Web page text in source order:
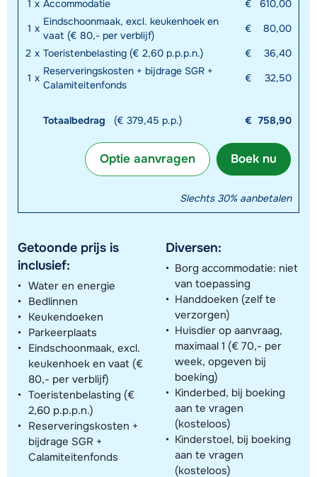
exacte locatie kan enigszins afwijken.
1 x Accommodatie €
610,00
1 x
Eindschoonmaak, excl. keukenhoek en
vaat (€ 80,- per verblijf)
€
80,00
2 x Toeristenbelasting (€ 2,60 p.p.p.n.) €
36,40
1 x
Reserveringskosten + bijdrage SGR +
Calamiteitenfonds
€ 32,50
Totaalbedrag (€ 379,45 p.p.) € 758,90
Boek nu
Optie aanvragen
Slechts 30% aanbetalen
Getoonde prijs is
inclusief:
Water en energie
Bedlinnen
Keukendoeken
Parkeerplaats
Eindschoonmaak, excl.
keukenhoek en vaat (€
80,- per verblijf)
Toeristenbelasting (€
2,60 p.p.p.n.)
Reserveringskosten +
bijdrage SGR +
Calamiteitenfonds
Diversen:
Borg accommodatie: niet
van toepassing
Handdoeken (zelf te
verzorgen)
Huisdier op aanvraag,
maximaal 1 (€ 70,- per
week, opgeven bij
boeking)
Kinderbed, bij boeking
aan te vragen
(kosteloos)
Kinderstoel, bij boeking
aan te vragen
(kosteloos)